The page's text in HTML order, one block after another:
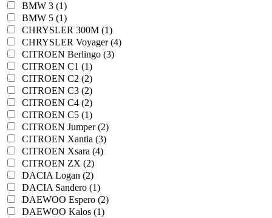
BMW 3 (1)
BMW 5 (1)
CHRYSLER 300M (1)
CHRYSLER Voyager (4)
CITROEN Berlingo (3)
CITROEN C1 (1)
CITROEN C2 (2)
CITROEN C3 (2)
CITROEN C4 (2)
CITROEN C5 (1)
CITROEN Jumper (2)
CITROEN Xantia (3)
CITROEN Xsara (4)
CITROEN ZX (2)
DACIA Logan (2)
DACIA Sandero (1)
DAEWOO Espero (2)
DAEWOO Kalos (1)